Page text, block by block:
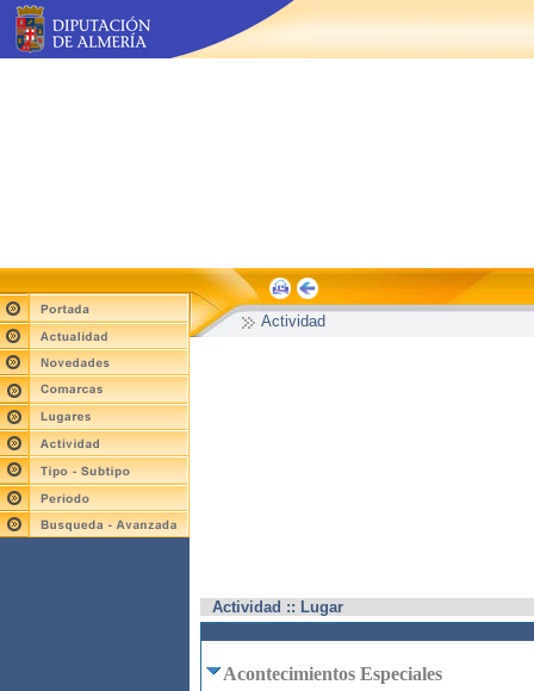
Actividad
Actividad :: Lugar
Acontecimientos Especiales